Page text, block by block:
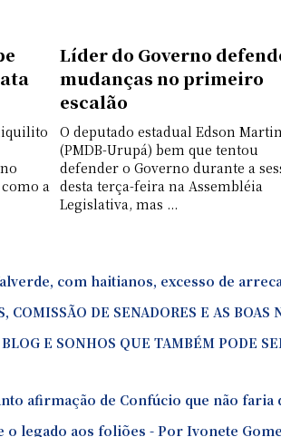
a
Líder do Governo
mudanças no primeiro
escalão
O deputado estadual Edson
(PMDB-Urupá) bem que tentou
defender o Governo durante a
desta terça-feira na Assembléia
Legislativa, mas ...
com haitianos, excesso de
COMISSÃO DE SENADORES E AS
E SONHOS QUE TAMBÉM PODE
afirmação de Confúcio que não
o legado aos foliões - Por Ivonete